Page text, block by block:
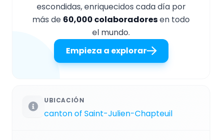
escondidas, enriquecidos cada día por
más de 60,000 colaboradoresen todo
el mundo.
Empieza a explorar
UBICACIÓN
canton of Saint-Julien-Chapteuil